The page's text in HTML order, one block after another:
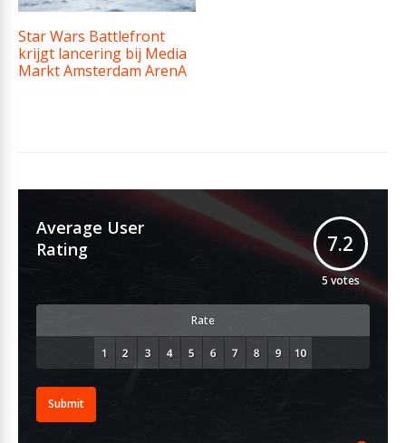
Star Wars Battlefront
krijgt lancering bij Media
Markt Amsterdam ArenA
Average User
Rating
7.2
5votes
Rate
Submit